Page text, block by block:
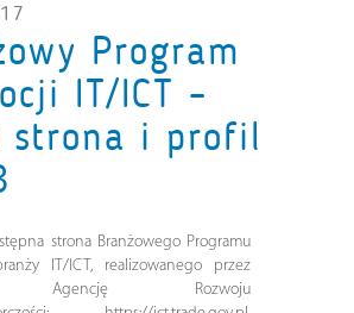
Program
IT/ICT –
strona i profil
strona Branżowego Programu
IT/ICT, realizowanego przez
Agencję Rozwoju